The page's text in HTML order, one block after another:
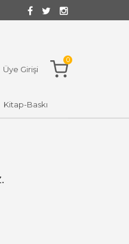
Üye Girişi
0
Kitap-Baskı